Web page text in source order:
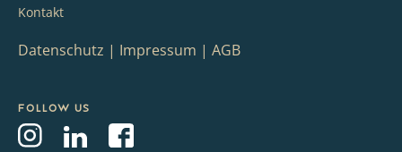
Kontakt
Datenschutz | Impressum | AGB
Follow us